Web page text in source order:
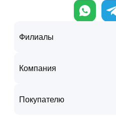
Филиалы
Компания
Покупателю